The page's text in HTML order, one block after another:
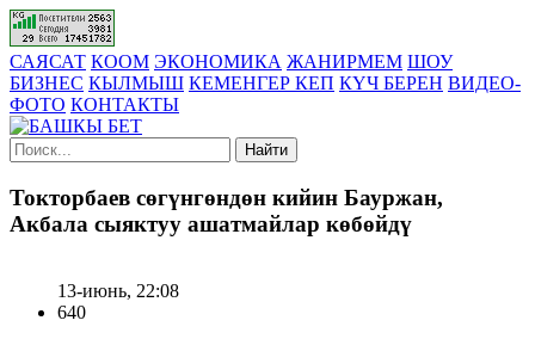
САЯСАТ КООМ ЭКОНОМИКА ЖАНИРМЕМ ШОУ
БИЗНЕС КЫЛМЫШ КЕМЕНГЕР КЕП КҮЧ БЕРЕН ВИДЕО-
ФОТО КОНТАКТЫ
Найти
Токторбаев сөгүнгөндөн кийин Бауржан,
Акбала сыяктуу ашатмайлар көбөйдү
13-июнь, 22:08
640